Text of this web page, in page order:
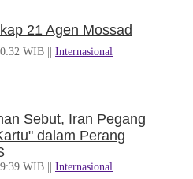
21 Agen Mossad
WIB || Internasional
Sebut, Iran Pegang
dalam Perang
WIB || Internasional